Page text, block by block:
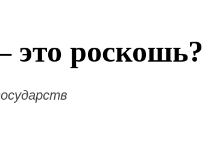
это роскошь?